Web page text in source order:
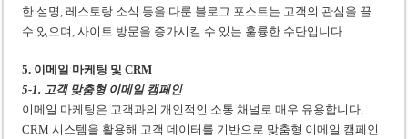
한 설명, 레스토랑 소식 등을 다룬 블로그 포스트는 고객의 관심을 끌
수 있으며, 사이트 방문을 증가시킬 수 있는 훌륭한 수단입니다.
5. 이메일 마케팅 및 CRM
5-1. 고객 맞춤형 이메일 캠페인
이메일 마케팅은 고객과의 개인적인 소통 채널로 매우 유용합니다.
CRM 시스템을 활용해 고객 데이터를 기반으로 맞춤형 이메일 캠페인